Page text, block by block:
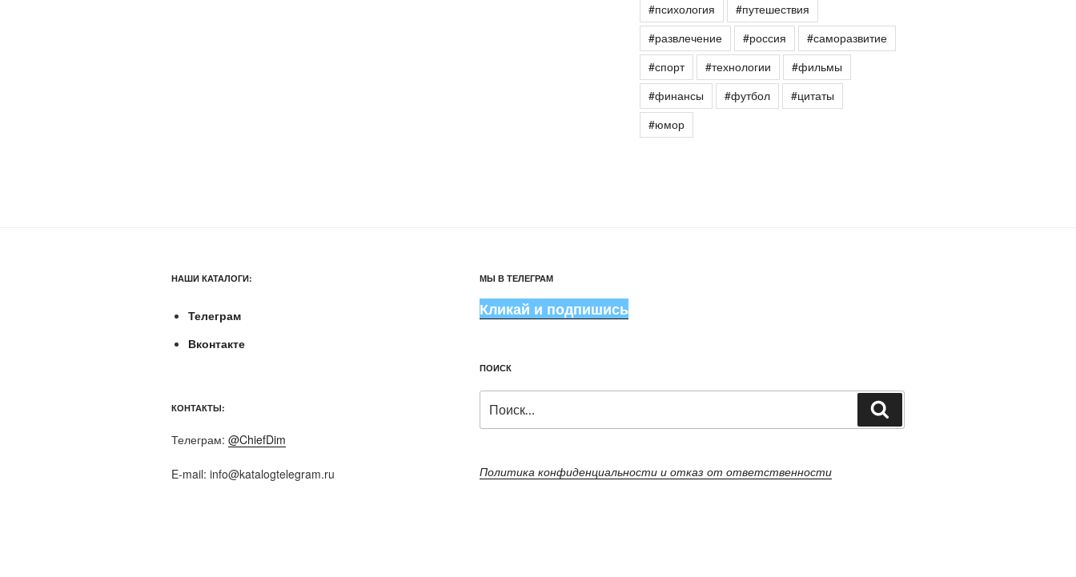
#психология
#путешествия
#развлечение
#россия
#саморазвитие
#спорт
#технологии
#фильмы
#финансы
#футбол
#цитаты
#юмор
НАШИ КАТАЛОГИ:
Телеграм
Вконтакте
КОНТАКТЫ:
Телеграм: @ChiefDim
E-mail: info@katalogtelegram.ru
МЫ В ТЕЛЕГРАМ
Кликай и подпишись
ПОИСК
Политика конфиденциальности и отказ от ответственности